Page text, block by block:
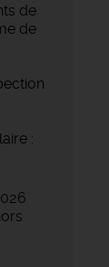
de
de
: